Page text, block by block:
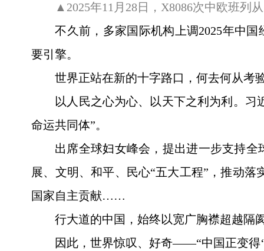
▲2025年11月28日，X8086次中欧班列
不久前，多家国际机构上调2025年中
要引擎。
世界正站在新的十字路口，何去何从考
以人民之心为心、以天下之利为利。
命运共同体”。
出席全球妇女峰会，提出进一步支持
展、文明、和平、民心“五大工程”，推动
国家自主贡献……
行大道的中国，始终以宽广胸襟超越隔
因此，世界惊叹、好奇——“中国正变得